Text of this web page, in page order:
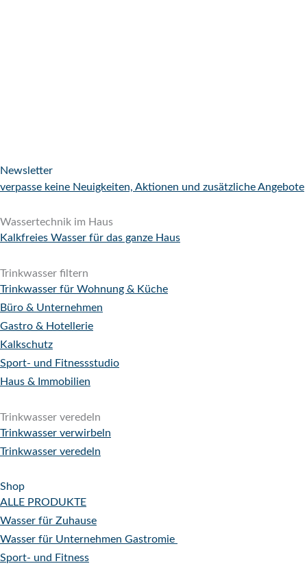
Newsletter
verpasse keine Neuigkeiten, Aktionen und zusätzliche Angebote
Wassertechnik im Haus
Kalkfreies Wasser für das ganze Haus
Trinkwasser filtern
Trinkwasser für Wohnung & Küche
Büro & Unternehmen
Gastro & Hotellerie
Kalkschutz
Sport- und Fitnessstudio
Haus & Immobilien
Trinkwasser veredeln
Trinkwasser verwirbeln
Trinkwasser veredeln
Shop
ALLE PRODUKTE
Wasser für Zuhause
Wasser für Unternehmen Gastromie
Sport- und Fitness